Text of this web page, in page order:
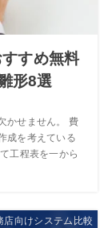
すめ無料
形8選
かせません。 費
成を考えている
工程表を一から
店向けシステム比較